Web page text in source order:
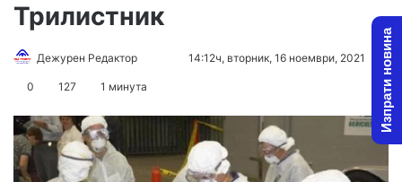
Трилистник
Дежурен Редактор
wn
14:12ч, вторник, 16 ноември, 2021
0 127 1 минута Изпрати новина